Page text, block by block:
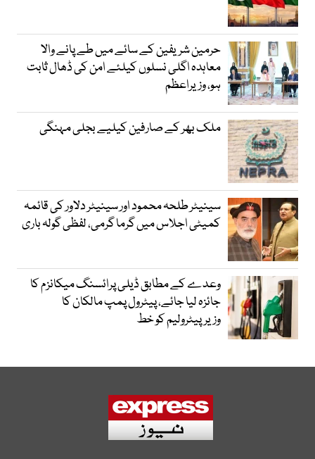
حرمین شریفین کے سائے میں طے پانے والا
معاہدہ اگلی نسلوں کیلئے امن کی ڈھال ثابت
ہو، وزیراعظم
ملک بھر کے صارفین کیلیے بجلی مہنگی
سینیٹر طلحہ محمود اور سینیٹر دلاور کی قائمہ
کمیٹی اجلاس میں گرما گرمی، لفظی گولہ باری
وعدے کے مطابق ڈیلی پرائسنگ میکانزم کا
جائزہ لیا جائے، پیٹرول پمپ مالکان کا
وزیرپیٹرولیم کو خط